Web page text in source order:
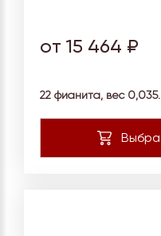
от 15 464 ₽
22 фианита, вес 0,035.